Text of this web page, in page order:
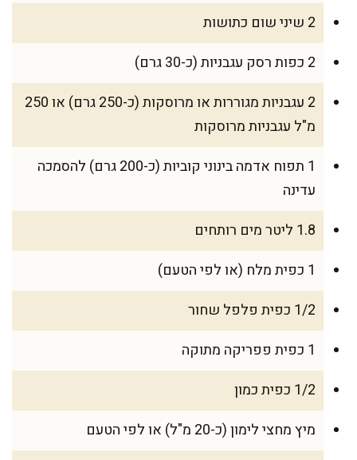
2 שיני שום כתושות
2 כפות רסק עגבניות (כ-30 גרם)
2 עגבניות מגוררות או מרוסקות (כ-250 גרם) או 250
מ"ל עגבניות מרוסקות
1 תפוח אדמה בינוני קוביות (כ-200 גרם) להסמכה
עדינה
1.8 ליטר מים רותחים
1 כפית מלח (או לפי הטעם)
1/2 כפית פלפל שחור
1 כפית פפריקה מתוקה
1/2 כפית כמון
מיץ מחצי לימון (כ-20 מ"ל) או לפי הטעם